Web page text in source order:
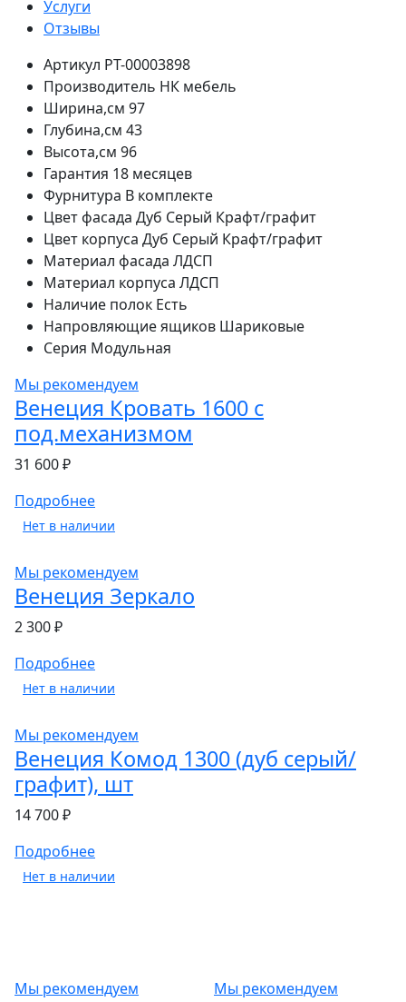
Услуги
Отзывы
Артикул РТ-00003898
Производитель НК мебель
Ширина,см 97
Глубина,см 43
Высота,см 96
Гарантия 18 месяцев
Фурнитура В комплекте
Цвет фасада Дуб Серый Крафт/графит
Цвет корпуса Дуб Серый Крафт/графит
Материал фасада ЛДСП
Материал корпуса ЛДСП
Наличие полок Есть
Напровляющие ящиков Шариковые
Серия Модульная
Мы рекомендуем
Венеция Кровать 1600 с
под.механизмом
31 600 ₽
Подробнее
Нет в наличии
Мы рекомендуем
Венеция Зеркало
2 300 ₽
Подробнее
Нет в наличии
Мы рекомендуем
Венеция Комод 1300 (дуб серый/
графит), шт
14 700 ₽
Подробнее
Нет в наличии
Мы рекомендуем Мы рекомендуем